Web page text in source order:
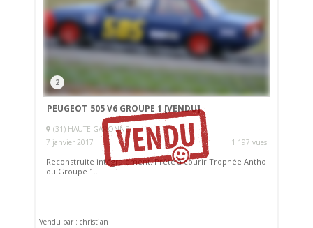
2
PEUGEOT 505 V6 GROUPE 1[VENDU]
(31) HAUTE-GARONNE
7 janvier 2017
1 197 vues
Reconstruite intégralement. Prête à courir Trophée Antho
ou Groupe 1...
Vendu par : christian